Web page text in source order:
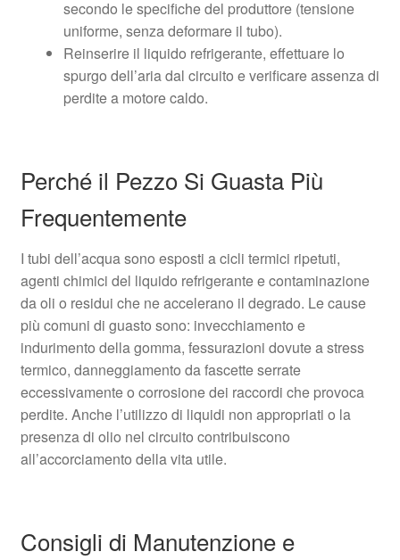
secondo le specifiche del produttore (tensione
uniforme, senza deformare il tubo).
Reinserire il liquido refrigerante, effettuare lo
spurgo dell’aria dal circuito e verificare assenza di
perdite a motore caldo.
Perché il Pezzo Si Guasta Più
Frequentemente
I tubi dell’acqua sono esposti a cicli termici ripetuti,
agenti chimici del liquido refrigerante e contaminazione
da oli o residui che ne accelerano il degrado. Le cause
più comuni di guasto sono: invecchiamento e
indurimento della gomma, fessurazioni dovute a stress
termico, danneggiamento da fascette serrate
eccessivamente o corrosione dei raccordi che provoca
perdite. Anche l’utilizzo di liquidi non appropriati o la
presenza di olio nel circuito contribuiscono
all’accorciamento della vita utile.
Consigli di Manutenzione e